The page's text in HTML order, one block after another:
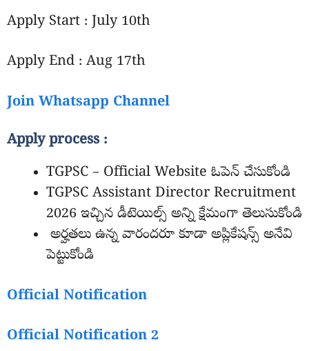
Apply Start : July 10th
Apply End : Aug 17th
Join Whatsapp Channel
Apply process :
TGPSC – Official Website ఓపెన్ చేసుకోండి
TGPSC Assistant Director Recruitment
2026 ఇచ్చిన డీటెయిల్స్ అన్ని క్షేమంగా తెలుసుకోండి
అర్హతలు ఉన్న వారందరూ కూడా అప్లికేషన్స్ అనేవి
పెట్టుకోండి
Official Notification
Official Notification 2